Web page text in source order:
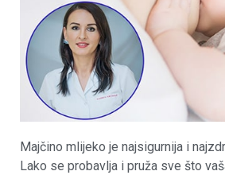
Majčino mlijeko je najsigurnija i
Lako se probavlja i pruža sve što